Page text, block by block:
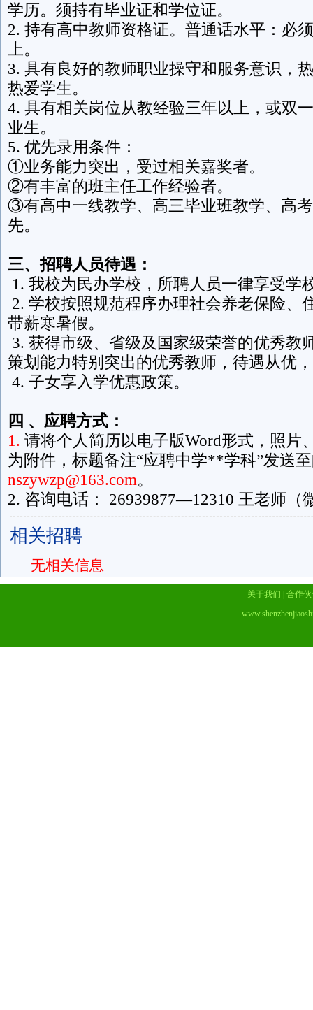
学历。须持有毕业证和学位证。
2. 持有高中教师资格证。普通话水平：必
上。
3. 具有良好的教师职业操守和服务意识，
热爱学生。
4. 具有相关岗位从教经验三年以上，或双
业生。
5. 优先录用条件：
①业务能力突出，受过相关嘉奖者。
②有丰富的班主任工作经验者。
③有高中一线教学、高三毕业班教学、高
先。
三、招聘人员待遇：
1. 我校为民办学校，所聘人员一律享受学
2. 学校按照规范程序办理社会养老保险、
带薪寒暑假。
3. 获得市级、省级及国家级荣誉的优秀教
策划能力特别突出的优秀教师，待遇从优
4. 子女享入学优惠政策。
四 、应聘方式：
1. 请将个人简历以电子版Word形式，照片
为附件，标题备注“应聘中学**学科”发送
nszywzp@163.com。
2. 咨询电话： 26939877—12310 王老师（
相关招聘
无相关信息
关于我们
合作